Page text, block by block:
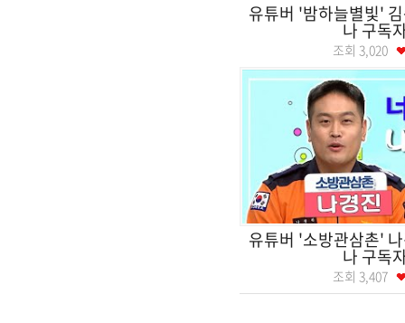
유튜버 '밤하늘별빛'
나 구독
조회 3,020
유튜버 '소방관삼촌'
나 구독
조회 3,407